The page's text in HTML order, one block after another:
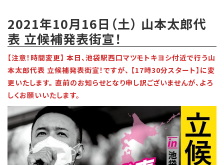
2021年10月16日（土） 山本太郎代
表 立候補発表街宣！
【注意！時間変更】 本日、池袋駅西口マツモトキヨシ付近で行う山
本太郎代表 立候補発表街宣！ですが、 【17時30分スタート】に変
更いたします。 直前のお知らせとなり申し訳ございませんが、よろ
しくお願いいたします。